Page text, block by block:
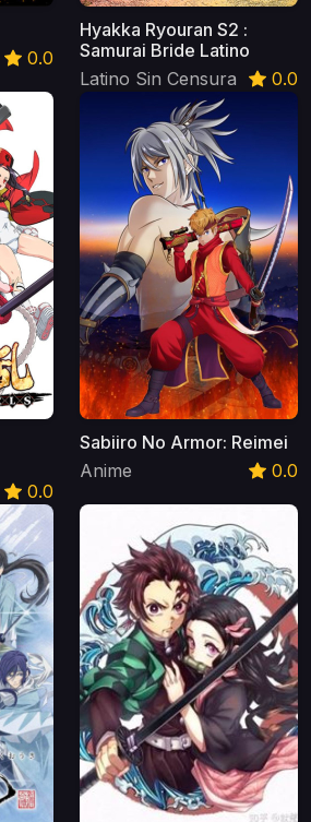
0.0
Hyakka Ryouran S2 :
Samurai Bride Latino
Latino Sin Censura
0.0
0.0
Sabiiro No Armor: Reimei
Anime
0.0